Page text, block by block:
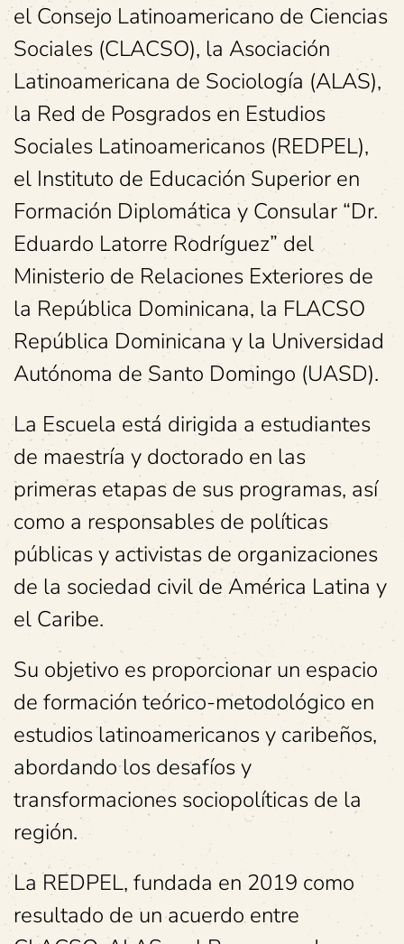
el Consejo Latinoamericano de Ciencias
Sociales (CLACSO), la Asociación
Latinoamericana de Sociología (ALAS),
la Red de Posgrados en Estudios
Sociales Latinoamericanos (REDPEL),
el Instituto de Educación Superior en
Formación Diplomática y Consular “Dr.
Eduardo Latorre Rodríguez” del
Ministerio de Relaciones Exteriores de
la República Dominicana, la FLACSO
República Dominicana y la Universidad
Autónoma de Santo Domingo (UASD).
La Escuela está dirigida a estudiantes
de maestría y doctorado en las
primeras etapas de sus programas, así
como a responsables de políticas
públicas y activistas de organizaciones
de la sociedad civil de América Latina y
el Caribe.
Su objetivo es proporcionar un espacio
de formación teórico-metodológico en
estudios latinoamericanos y caribeños,
abordando los desafíos y
transformaciones sociopolíticas de la
región.
La REDPEL, fundada en 2019 como
resultado de un acuerdo entre